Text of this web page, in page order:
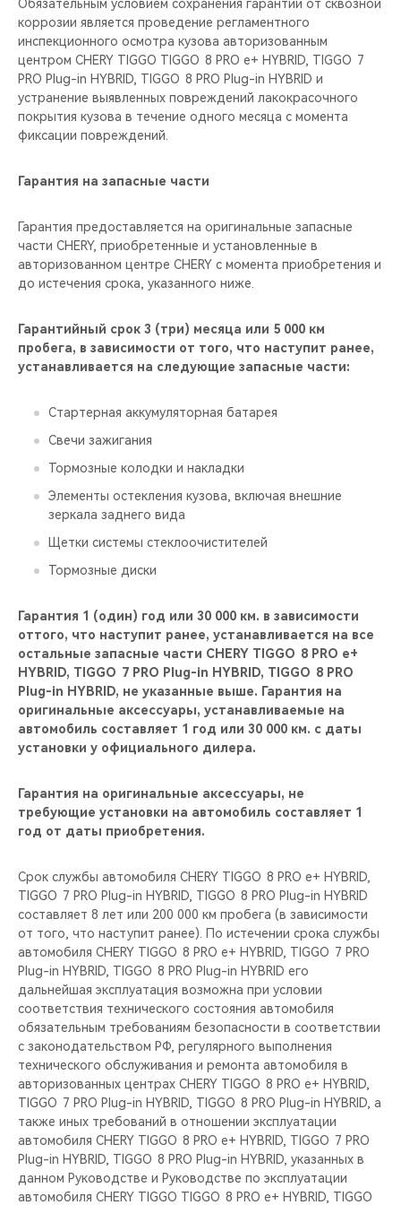
Обязательным условием сохранения гарантии от сквозной
коррозии является проведение регламентного
инспекционного осмотра кузова авторизованным
центром CHERY TIGGO TIGGO 8 PRO е+ HYBRID, TIGGO 7
PRO Plug-in HYBRID, TIGGO 8 PRO Plug-in HYBRID и
устранение выявленных повреждений лакокрасочного
покрытия кузова в течение одного месяца с момента
фиксации повреждений.
Гарантия на запасные части
Гарантия предоставляется на оригинальные запасные
части CHERY, приобретенные и установленные в
авторизованном центре CHERY с момента приобретения и
до истечения срока, указанного ниже.
Гарантийный срок 3 (три) месяца или 5 000 км
пробега, в зависимости от того, что наступит ранее,
устанавливается на следующие запасные части:
Стартерная аккумуляторная батарея
Свечи зажигания
Тормозные колодки и накладки
Элементы остекления кузова, включая внешние
зеркала заднего вида
Щетки системы стеклоочистителей
Тормозные диски
Гарантия 1 (один) год или 30 000 км. в зависимости
оттого, что наступит ранее, устанавливается на все
остальные запасные части CHERY TIGGO 8 PRO е+
HYBRID, TIGGO 7 PRO Plug-in HYBRID, TIGGO 8 PRO
Plug-in HYBRID, не указанные выше. Гарантия на
оригинальные аксессуары, устанавливаемые на
автомобиль составляет 1 год или 30 000 км. с даты
установки у официального дилера.
Гарантия на оригинальные аксессуары, не
требующие установки на автомобиль составляет 1
год от даты приобретения.
Срок службы автомобиля CHERY TIGGO 8 PRO е+ HYBRID,
TIGGO 7 PRO Plug-in HYBRID, TIGGO 8 PRO Plug-in HYBRID
составляет 8 лет или 200 000 км пробега (в зависимости
от того, что наступит ранее). По истечении срока службы
автомобиля CHERY TIGGO 8 PRO е+ HYBRID, TIGGO 7 PRO
Plug-in HYBRID, TIGGO 8 PRO Plug-in HYBRID его
дальнейшая эксплуатация возможна при условии
соответствия технического состояния автомобиля
обязательным требованиям безопасности в соответствии
с законодательством РФ, регулярного выполнения
технического обслуживания и ремонта автомобиля в
авторизованных центрах CHERY TIGGO 8 PRO е+ HYBRID,
TIGGO 7 PRO Plug-in HYBRID, TIGGO 8 PRO Plug-in HYBRID, а
также иных требований в отношении эксплуатации
автомобиля CHERY TIGGO 8 PRO е+ HYBRID, TIGGO 7 PRO
Plug-in HYBRID, TIGGO 8 PRO Plug-in HYBRID, указанных в
данном Руководстве и Руководстве по эксплуатации
автомобиля CHERY TIGGO TIGGO 8 PRO е+ HYBRID, TIGGO